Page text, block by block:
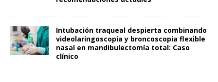
Intubación traqueal despierta combinando
videolaringoscopia y broncoscopia flexible
nasal en mandibulectomía total: Caso
clínico